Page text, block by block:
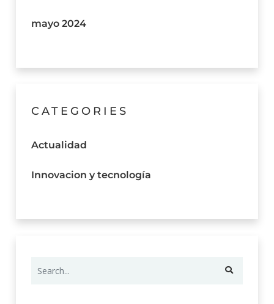
mayo 2024
CATEGORIES
Actualidad
Innovacion y tecnología